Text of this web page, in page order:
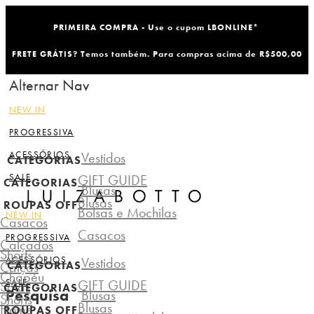
PRIMEIRA COMPRA - Use o cupom LBONLINE*
FRETE GRÁTIS? Temos também. Para compras acima de R$500,00
Alternar Nav
NEW IN
PROGRESSIVA
CATEGORIASVestidos
Blusas
Casacos
Shorts
Saias
ACESSÓRIOS
CATEGORIASGIFT GUIDE
Bolsas e Mochilas
Calçados
Chapéu
Home
SALE
ROUPAS OFFBlusas
Casacos
Calças
Shorts
NEW IN
PROGRESSIVA
CATEGORIASVestidos
Blusas
ACESSÓRIOS
CATEGORIASGIFT GUIDE
SALE
ROUPAS OFFBlusas
Pesquisa